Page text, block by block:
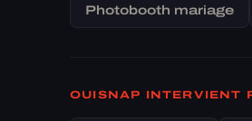
Photobooth mariage
OUISNAP INTERVIENT